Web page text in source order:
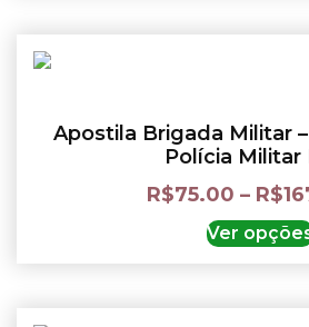
Apostila Brigada Militar
Polícia Militar
R$75.00 – R$
Ver